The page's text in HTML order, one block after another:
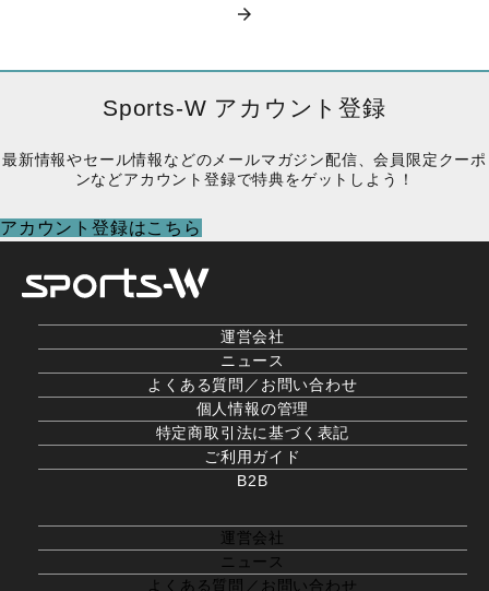
Sports-W アカウント登録
最新情報やセール情報などのメールマガジン配信、会員限定クーポ
ンなどアカウント登録で特典をゲットしよう！
アカウント登録はこちら
運営会社
ニュース
よくある質問／お問い合わせ
個人情報の管理
特定商取引法に基づく表記
ご利用ガイド
B2B
運営会社
ニュース
よくある質問／お問い合わせ